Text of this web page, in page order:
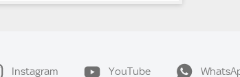
Instagram YouTube